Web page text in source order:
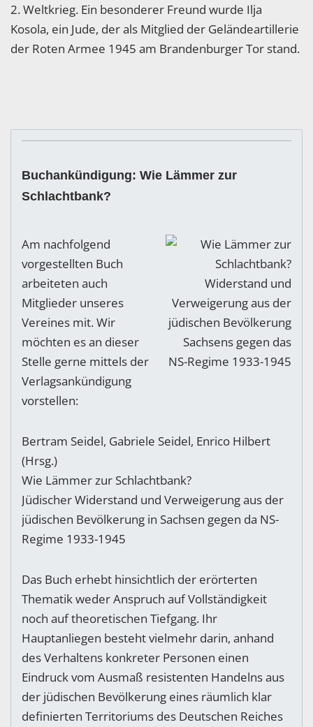
2. Weltkrieg. Ein besonderer Freund wurde Ilja
Kosola, ein Jude, der als Mitglied der Geländeartillerie
der Roten Armee 1945 am Brandenburger Tor stand.
Buchankündigung: Wie Lämmer zur
Schlachtbank?
Am nachfolgend
vorgestellten Buch
arbeiteten auch
Mitglieder unseres
Vereines mit. Wir
möchten es an dieser
Stelle gerne mittels der
Verlagsankündigung
vorstellen:
Bertram Seidel, Gabriele Seidel, Enrico Hilbert
(Hrsg.)
Wie Lämmer zur Schlachtbank?
Jüdischer Widerstand und Verweigerung aus der
jüdischen Bevölkerung in Sachsen gegen da NS-
Regime 1933-1945
Das Buch erhebt hinsichtlich der erörterten
Thematik weder Anspruch auf Vollständigkeit
noch auf theoretischen Tiefgang. Ihr
Hauptanliegen besteht vielmehr darin, anhand
des Verhaltens konkreter Personen einen
Eindruck vom Ausmaß resistenten Handelns aus
der jüdischen Bevölkerung eines räumlich klar
definierten Territoriums des Deutschen Reiches